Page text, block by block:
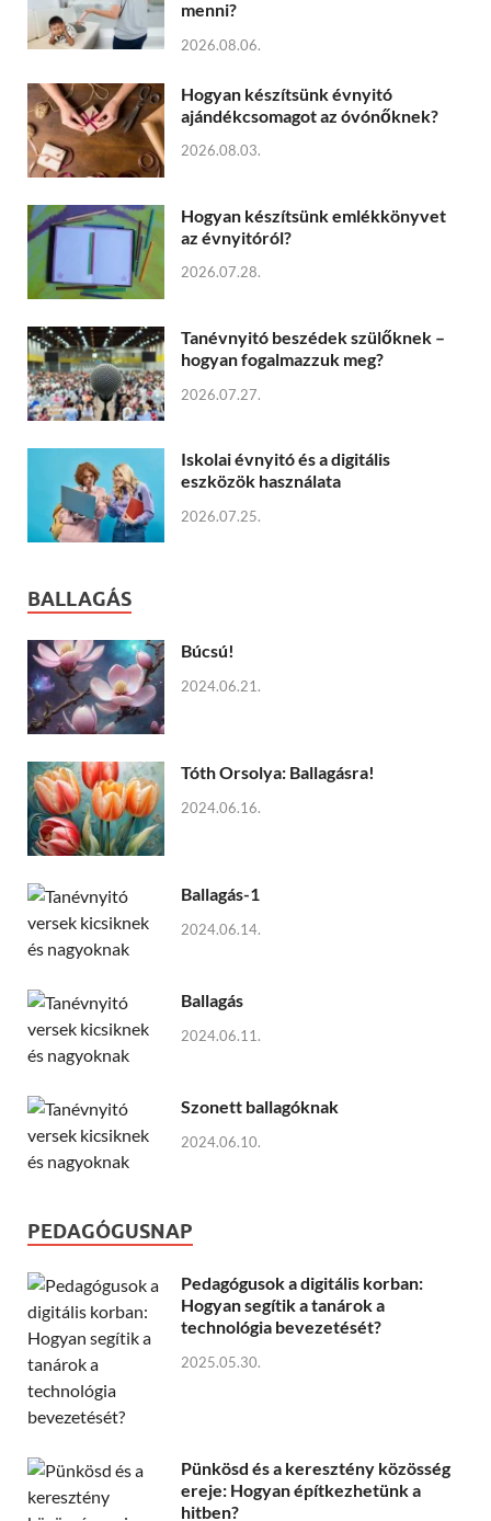
menni?
2026.08.06.
Hogyan készítsünk évnyitó
ajándékcsomagot az óvónőknek?
2026.08.03.
Hogyan készítsünk emlékkönyvet
az évnyitóról?
2026.07.28.
Tanévnyitó beszédek szülőknek –
hogyan fogalmazzuk meg?
2026.07.27.
Iskolai évnyitó és a digitális
eszközök használata
2026.07.25.
BALLAGÁS
Búcsú!
2024.06.21.
Tóth Orsolya: Ballagásra!
2024.06.16.
Ballagás-1
2024.06.14.
Ballagás
2024.06.11.
Szonett ballagóknak
2024.06.10.
PEDAGÓGUSNAP
Pedagógusok a digitális korban:
Hogyan segítik a tanárok a
technológia bevezetését?
2025.05.30.
Pünkösd és a keresztény közösség
ereje: Hogyan építkezhetünk a
hitben?